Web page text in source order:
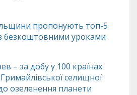
пропонують топ-5
безкоштовними уроками
– за добу у 100 країнах
селищної
озеленення планети